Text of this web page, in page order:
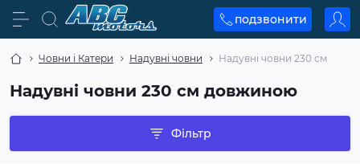
подзвонити
Човни і Катери Надувні човни Надувні човни 230 см
Надувні човни 230 см довжиною
Фільтр